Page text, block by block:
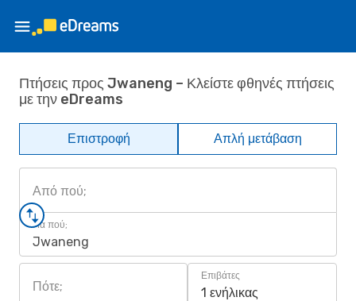
Πτήσεις προς Jwaneng – Κλείστε φθηνές πτήσεις
με την eDreams
Επιστροφή Απλή μετάβαση
Από πού;
Για πού;
Jwaneng
Πότε;
Επιβάτες
1 ενήλικας